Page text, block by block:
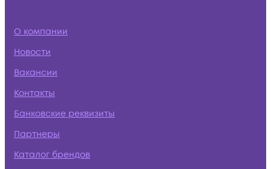
О компании
Новости
Вакансии
Контакты
Банковские реквизиты
Партнеры
Каталог брендов